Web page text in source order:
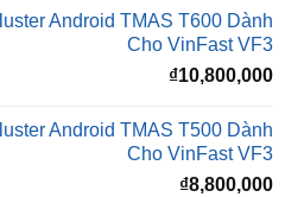
₫10,800,000
Android TMAS T500 Dành
₫8,800,000